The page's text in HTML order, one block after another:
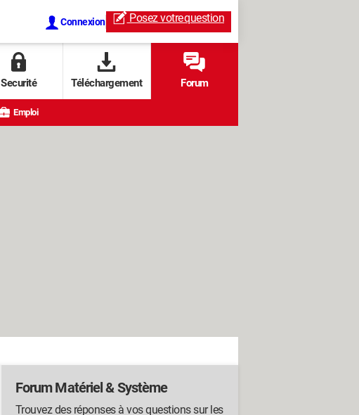
Connexion Posez votrequestion
Securité Téléchargement Forum
Emploi
Forum Matériel & Système
Trouvez des réponses à vos questions sur les